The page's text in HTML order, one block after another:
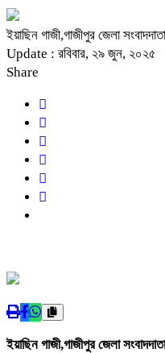
ইয়াছিন গাজী,গাজীপুর জেলা
Update : রবিবার, ২৯ জুন, ২০২৫
Share
ইয়াছিন গাজী,গাজীপুর জেলা